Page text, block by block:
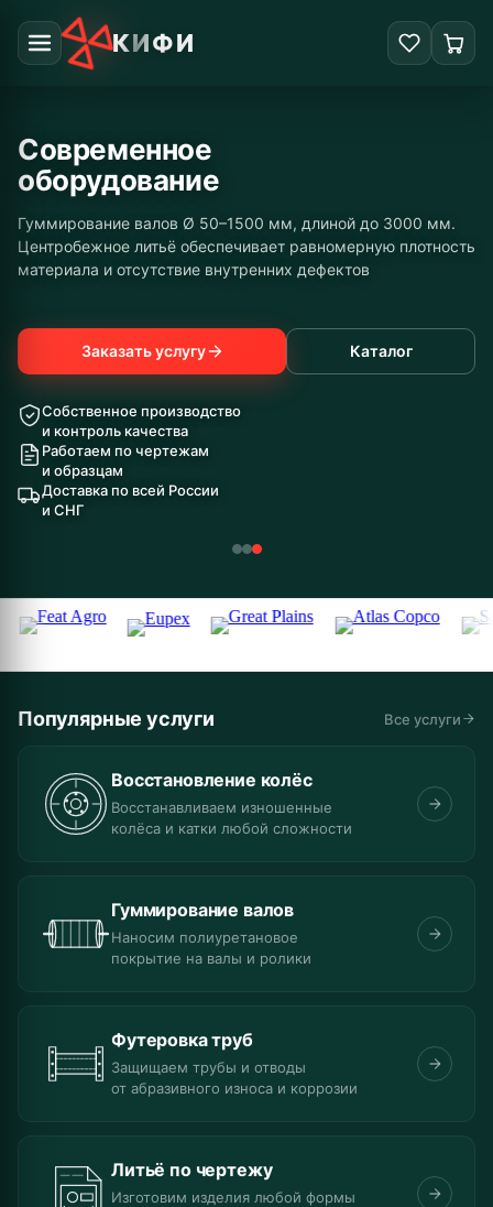
КИФИ
Современное
оборудование
Гуммирование валов Ø 50–1500 мм, длиной до 3000 мм.
Центробежное литьё обеспечивает равномерную плотность
материала и отсутствие внутренних дефектов
Заказать услугу Каталог
Собственное производство
и контроль качества
Работаем по чертежам
и образцам
Доставка по всей России
и СНГ
Популярные услуги Все услуги
Восстановление колёс
Восстанавливаем изношенные
колёса и катки любой сложности
Гуммирование валов
Наносим полиуретановое
покрытие на валы и ролики
Футеровка труб
Защищаем трубы и отводы
от абразивного износа и коррозии
Литьё по чертежу
Изготовим изделия любой формы